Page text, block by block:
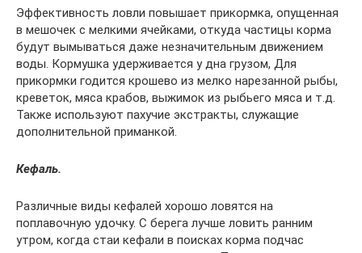
Эффективность ловли повышает прикормка, опущенная
в мешочек с мелкими ячейками, откуда частицы корма
будут вымываться даже незначительным движением
воды. Кормушка удерживается у дна грузом, Для
прикормки годится крошево из мелко нарезанной рыбы,
креветок, мяса крабов, выжимок из рыбьего мяса и т.д.
Также используют пахучие экстракты, служащие
дополнительной приманкой.
Кефаль.
Различные виды кефалей хорошо ловятся на
поплавочную удочку. С берега лучше ловить ранним
утром, когда стаи кефали в поисках корма подчас